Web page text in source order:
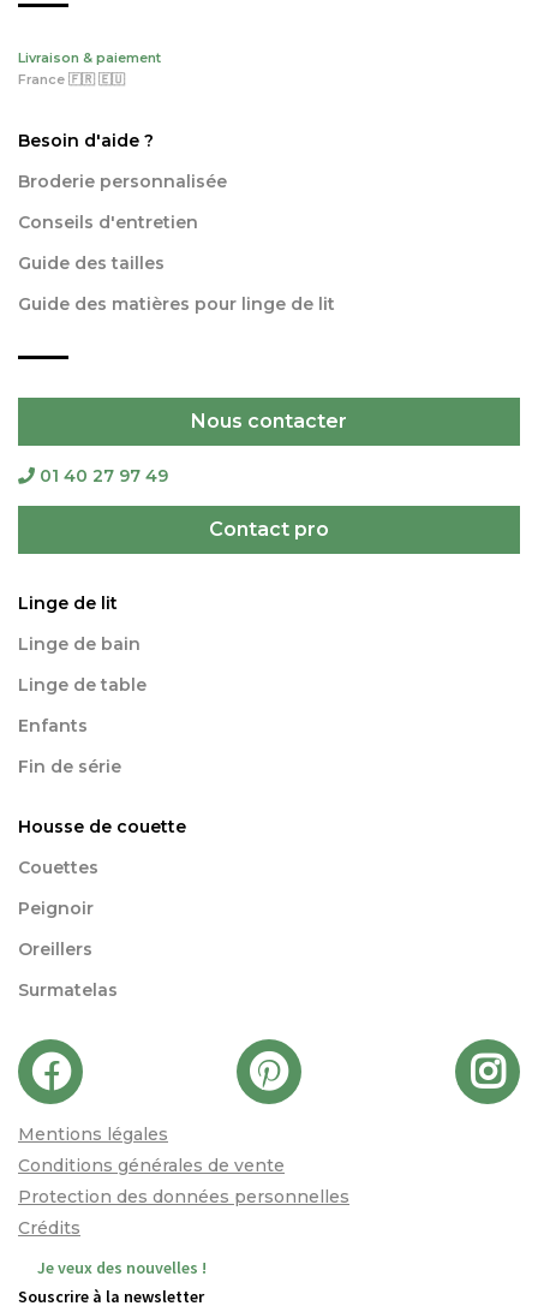
Livraison & paiement
France 🇫🇷 🇪🇺
Besoin d'aide ?
Broderie personnalisée
Conseils d'entretien
Guide des tailles
Guide des matières pour linge de lit
Nous contacter
01 40 27 97 49
Contact pro
Linge de lit
Linge de bain
Linge de table
Enfants
Fin de série
Housse de couette
Couettes
Peignoir
Oreillers
Surmatelas
Mentions légales
Conditions générales de vente
Protection des données personnelles
Crédits
Je veux des nouvelles !
Souscrire à la newsletter